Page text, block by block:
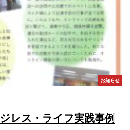
お知らせ
レス・ライフ実践事例